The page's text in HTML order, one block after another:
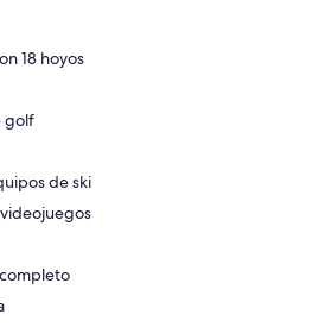
18 hoyos
golf
de ski